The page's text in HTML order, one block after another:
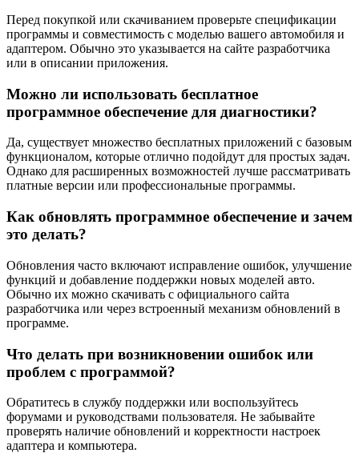
Перед покупкой или скачиванием проверьте спецификации
программы и совместимость с моделью вашего автомобиля и
адаптером. Обычно это указывается на сайте разработчика
или в описании приложения.
Можно ли использовать бесплатное
программное обеспечение для диагностики?
Да, существует множество бесплатных приложений с базовым
функционалом, которые отлично подойдут для простых задач.
Однако для расширенных возможностей лучше рассматривать
платные версии или профессиональные программы.
Как обновлять программное обеспечение и зачем
это делать?
Обновления часто включают исправление ошибок, улучшение
функций и добавление поддержки новых моделей авто.
Обычно их можно скачивать с официального сайта
разработчика или через встроенный механизм обновлений в
программе.
Что делать при возникновении ошибок или
проблем с программой?
Обратитесь в службу поддержки или воспользуйтесь
форумами и руководствами пользователя. Не забывайте
проверять наличие обновлений и корректности настроек
адаптера и компьютера.